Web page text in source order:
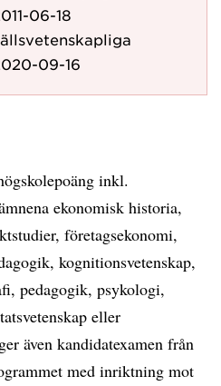
06-18
09-16
inkl.
ekonomisk historia,
företagsekonomi,
kognitionsvetenskap,
pedagogik, psykologi,
eller
även kandidatexamen från
med inriktning mot